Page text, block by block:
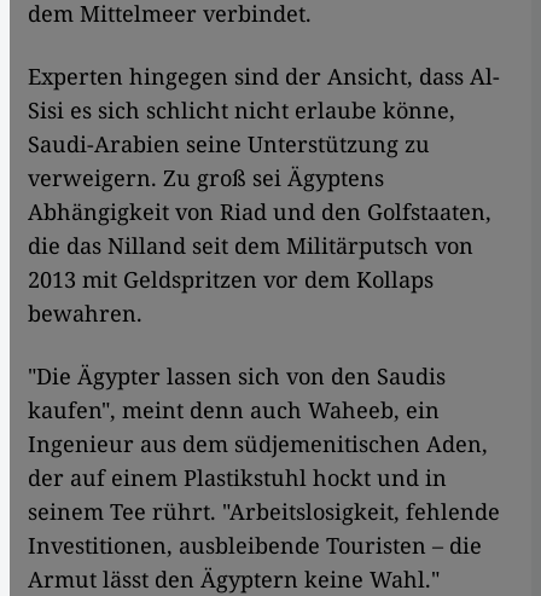
dem Mittelmeer verbindet.
Experten hingegen sind der Ansicht, dass Al-
Sisi es sich schlicht nicht erlaube könne,
Saudi-Arabien seine Unterstützung zu
verweigern. Zu groß sei Ägyptens
Abhängigkeit von Riad und den Golfstaaten,
die das Nilland seit dem Militärputsch von
2013 mit Geldspritzen vor dem Kollaps
bewahren.
"Die Ägypter lassen sich von den Saudis
kaufen", meint denn auch Waheeb, ein
Ingenieur aus dem südjemenitischen Aden,
der auf einem Plastikstuhl hockt und in
seinem Tee rührt. "Arbeitslosigkeit, fehlende
Investitionen, ausbleibende Touristen – die
Armut lässt den Ägyptern keine Wahl."